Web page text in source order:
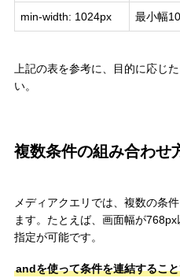
min-width: 1024px 最小幅
上記の表を参考に、目的に応じ
い。
複数条件の組み合わせ
メディアクエリでは、複数の条
ます。たとえば、画面幅が
指定が可能です。
andを使って条件を連結するこ